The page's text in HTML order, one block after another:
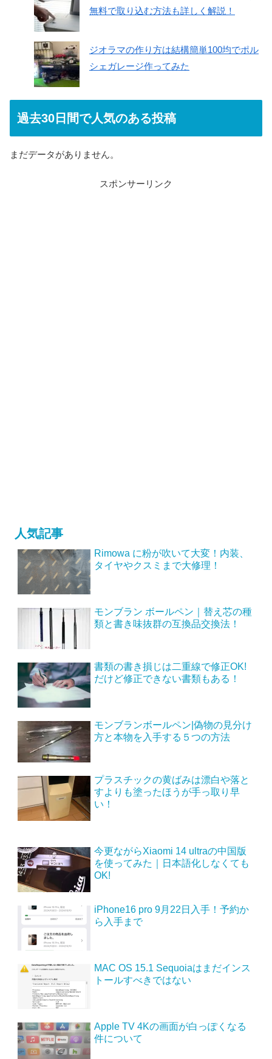
無料で取り込む方法も詳しく解説！
ジオラマの作り方は結構簡単100均でポル
シェガレージ作ってみた
過去30日間で人気のある投稿
まだデータがありません。
スポンサーリンク
人気記事
Rimowa に粉が吹いて大変！内装、
タイヤやクスミまで大修理！
モンブラン ボールペン｜替え芯の種
類と書き味抜群の互換品交換法！
書類の書き損じは二重線で修正OK!
だけど修正できない書類もある！
モンブランボールペン|偽物の見分け
方と本物を入手する５つの方法
プラスチックの黄ばみは漂白や落と
すよりも塗ったほうが手っ取り早
い！
今更ながらXiaomi 14 ultraの中国版
を使ってみた｜日本語化しなくても
OK!
iPhone16 pro 9月22日入手！予約か
ら入手まで
MAC OS 15.1 Sequoiaはまだインス
トールすべきではない
Apple TV 4Kの画面が白っぽくなる
件について